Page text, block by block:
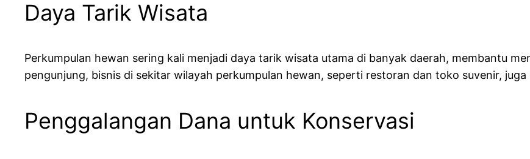
Daya Tarik Wisata
Perkumpulan hewan sering kali menjadi daya tarik wisata utama di banyak daerah, membantu
pengunjung, bisnis di sekitar wilayah perkumpulan hewan, seperti restoran dan toko suvenir,
Penggalangan Dana untuk Konservasi